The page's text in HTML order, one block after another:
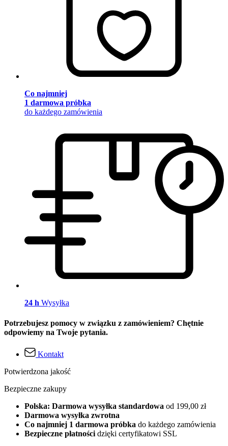
Co najmniej
1 darmowa próbka
do każdego zamówienia
24 h Wysyłka
Potrzebujesz pomocy w związku z zamówieniem? Chętnie
odpowiemy na Twoje pytania.
Kontakt
Potwierdzona jakość
Bezpieczne zakupy
Polska: Darmowa wysyłka standardowa od 199,00 zł
Darmowa wysyłka zwrotna
Co najmniej 1 darmowa próbka do każdego zamówienia
Bezpieczne płatności dzięki certyfikatowi SSL